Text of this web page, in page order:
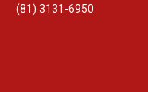
(81) 3131-6950